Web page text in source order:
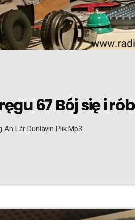
67 Bój się i rób
Lár Dunlavin Plik Mp3.